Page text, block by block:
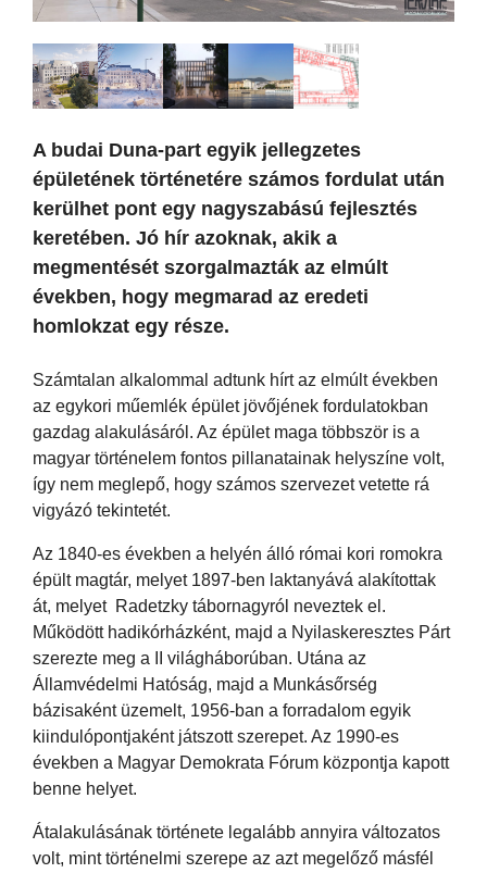
A budai Duna-part egyik jellegzetes
épületének történetére számos fordulat után
kerülhet pont egy nagyszabású fejlesztés
keretében. Jó hír azoknak, akik a
megmentését szorgalmazták az elmúlt
években, hogy megmarad az eredeti
homlokzat egy része.
Számtalan alkalommal adtunk hírt az elmúlt években
az egykori műemlék épület jövőjének fordulatokban
gazdag alakulásáról. Az épület maga többször is a
magyar történelem fontos pillanatainak helyszíne volt,
így nem meglepő, hogy számos szervezet vetette rá
vigyázó tekintetét.
Az 1840-es években a helyén álló római kori romokra
épült magtár, melyet 1897-ben laktanyává alakítottak
át, melyet Radetzky tábornagyról neveztek el.
Működött hadikórházként, majd a Nyilaskeresztes Párt
szerezte meg a II világháborúban. Utána az
Államvédelmi Hatóság, majd a Munkásőrség
bázisaként üzemelt, 1956-ban a forradalom egyik
kiindulópontjaként játszott szerepet. Az 1990-es
években a Magyar Demokrata Fórum központja kapott
benne helyet.
Átalakulásának története legalább annyira változatos
volt, mint történelmi szerepe az azt megelőző másfél